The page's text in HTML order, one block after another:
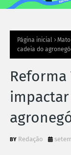
Página inicial
cadeia do
Redação